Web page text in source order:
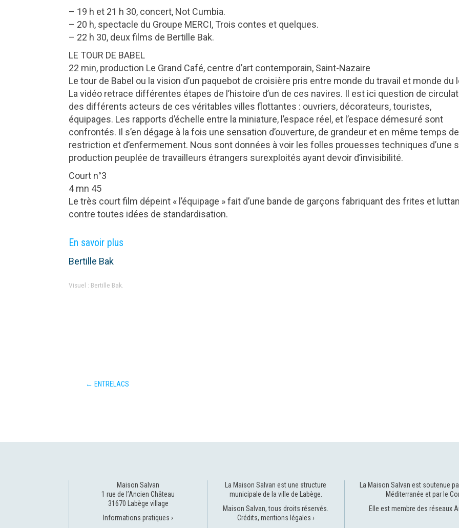
– 19 h et 21 h 30, concert, Not Cumbia.
– 20 h, spectacle du Groupe MERCI, Trois contes et quelques.
– 22 h 30, deux films de Bertille Bak.
LE TOUR DE BABEL
22 min, production Le Grand Café, centre d’art contemporain, Saint-Nazaire
Le tour de Babel ou la vision d’un paquebot de croisière pris entre monde du travail et monde du
La vidéo retrace différentes étapes de l’histoire d’un de ces navires. Il est ici question de
des différents acteurs de ces véritables villes flottantes : ouvriers, décorateurs, touristes,
équipages. Les rapports d’échelle entre la miniature, l’espace réel, et l’espace démesuré sont
confrontés. Il s’en dégage à la fois une sensation d’ouverture, de grandeur et en même temps de
restriction et d’enfermement. Nous sont données à voir les folles prouesses techniques d’une
production peuplée de travailleurs étrangers surexploités ayant devoir d’invisibilité.
Court n°3
4 mn 45
Le très court film dépeint « l’équipage » fait d’une bande de garçons fabriquant des frites et
contre toutes idées de standardisation.
En savoir plus
Bertille Bak
Visuel : Bertille Bak.
← ENTRELACS
Maison Salvan
1 rue de l’Ancien Château
31670 Labège village
Informations pratiques ›
La Maison Salvan est une structure
municipale de la ville de Labège
Maison Salvan, tous droits réservés.
Crédits, mentions légales ›
La Maison Salvan est soutenue
Méditerranée et par le
Elle est membre des réseaux